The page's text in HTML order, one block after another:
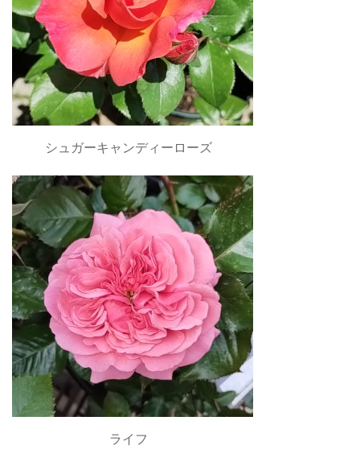
シュガーキャンディーローズ
ライフ